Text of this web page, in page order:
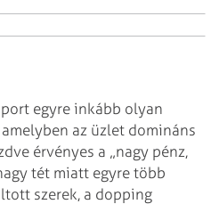
egyre inkább olyan
amelyben az üzlet domináns
érvényes a „nagy pénz,
tét miatt egyre több
szerek, a dopping